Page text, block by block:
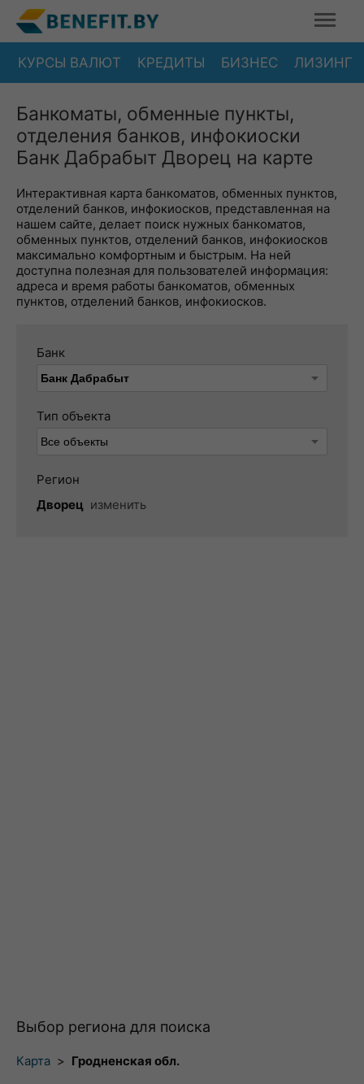
КУРСЫ ВАЛЮТ КРЕДИТЫ БИЗНЕС ЛИЗИНГ
Банкоматы, обменные пункты,
отделения банков, инфокиоски
Банк Дабрабыт Дворец на карте
Интерактивная карта банкоматов, обменных пунктов,
отделений банков, инфокиосков, представленная на
нашем сайте, делает поиск нужных банкоматов,
обменных пунктов, отделений банков, инфокиосков
максимально комфортным и быстрым. На ней
доступна полезная для пользователей информация:
адреса и время работы банкоматов, обменных
пунктов, отделений банков, инфокиосков.
Банк
Тип объекта
Регион
Дворец изменить
Выбор региона для поиска
Карта > Гродненская обл.